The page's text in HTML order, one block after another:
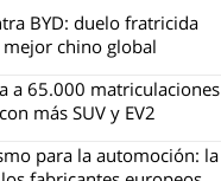
BYD: duelo fratricida
chino global
a 65.000 matriculaciones
más SUV y EV2
para la automoción: la